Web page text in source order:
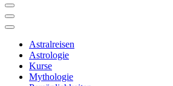
Astralreisen
Astrologie
Kurse
Mythologie